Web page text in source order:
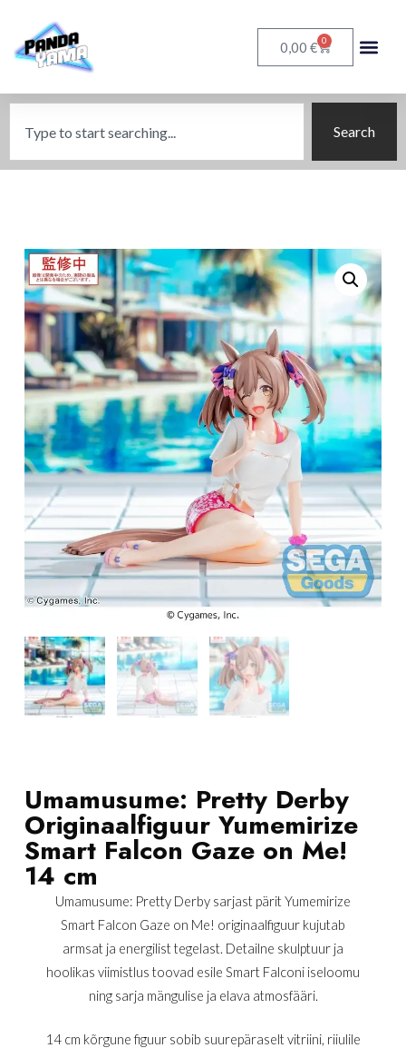
0,00 € 0
Search
Umamusume: Pretty Derby
Originaalfiguur Yumemirize
Smart Falcon Gaze on Me!
14 cm
Umamusume: Pretty Derby sarjast pärit Yumemirize
Smart Falcon Gaze on Me! originaalfiguur kujutab
armsat ja energilist tegelast. Detailne skulptuur ja
hoolikas viimistlus toovad esile Smart Falconi iseloomu
ning sarja mängulise ja elava atmosfääri.
14 cm kõrgune figuur sobib suurepäraselt vitriini, riiulile